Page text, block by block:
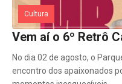
Cultura
Vem aí o 6º Retrô
No dia 02 de agosto, o
encontro dos apaixonados